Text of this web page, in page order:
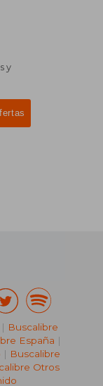
y
| Buscalibre
España |
| Buscalibre
Otros